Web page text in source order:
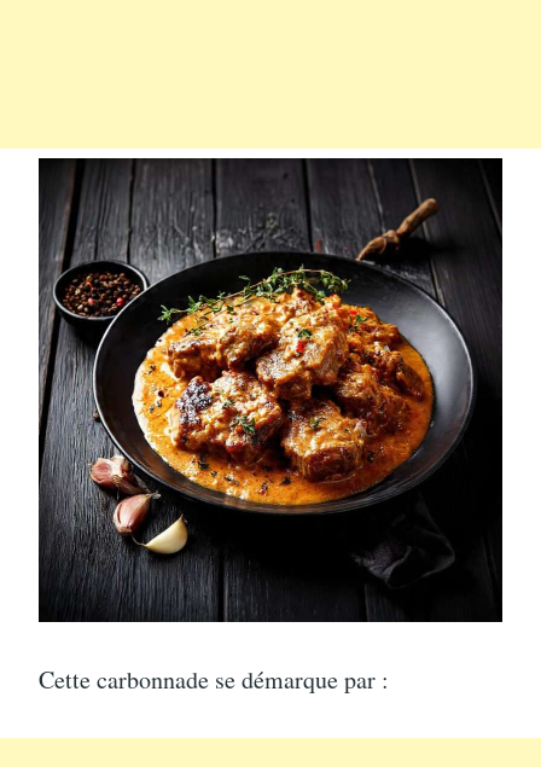
Cette carbonnade se démarque par :